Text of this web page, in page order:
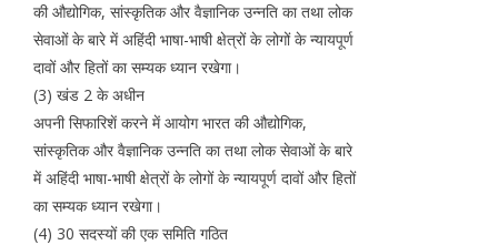
की औद्योगिक, सांस्कृतिक और वैज्ञानिक उन्नति का तथा लोक
सेवाओं के बारे में अहिंदी भाषा-भाषी क्षेत्रों के लोगों के न्यायपूर्ण
दावों और हितों का सम्यक ध्यान रखेगा।
(3) खंड 2 के अधीन
अपनी सिफारिशें करने में आयोग भारत की औद्योगिक,
सांस्कृतिक और वैज्ञानिक उन्नति का तथा लोक सेवाओं के बारे
में अहिंदी भाषा-भाषी क्षेत्रों के लोगों के न्यायपूर्ण दावों और हितों
का सम्यक ध्यान रखेगा।
(4) 30 सदस्यों की एक समिति गठित